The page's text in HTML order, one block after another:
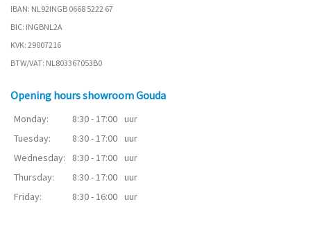
IBAN: NL92INGB 0668 5222 67
BIC: INGBNL2A
KVK: 29007216
BTW/VAT: NL803367053B0
Opening hours showroom Gouda
Monday: 8:30 - 17:00 uur
Tuesday:
8:30 - 17:00 uur
Wednesday:
8:30 - 17:00 uur
Thursday:
8:30 - 17:00 uur
Friday:
8:30 - 16:00 uur